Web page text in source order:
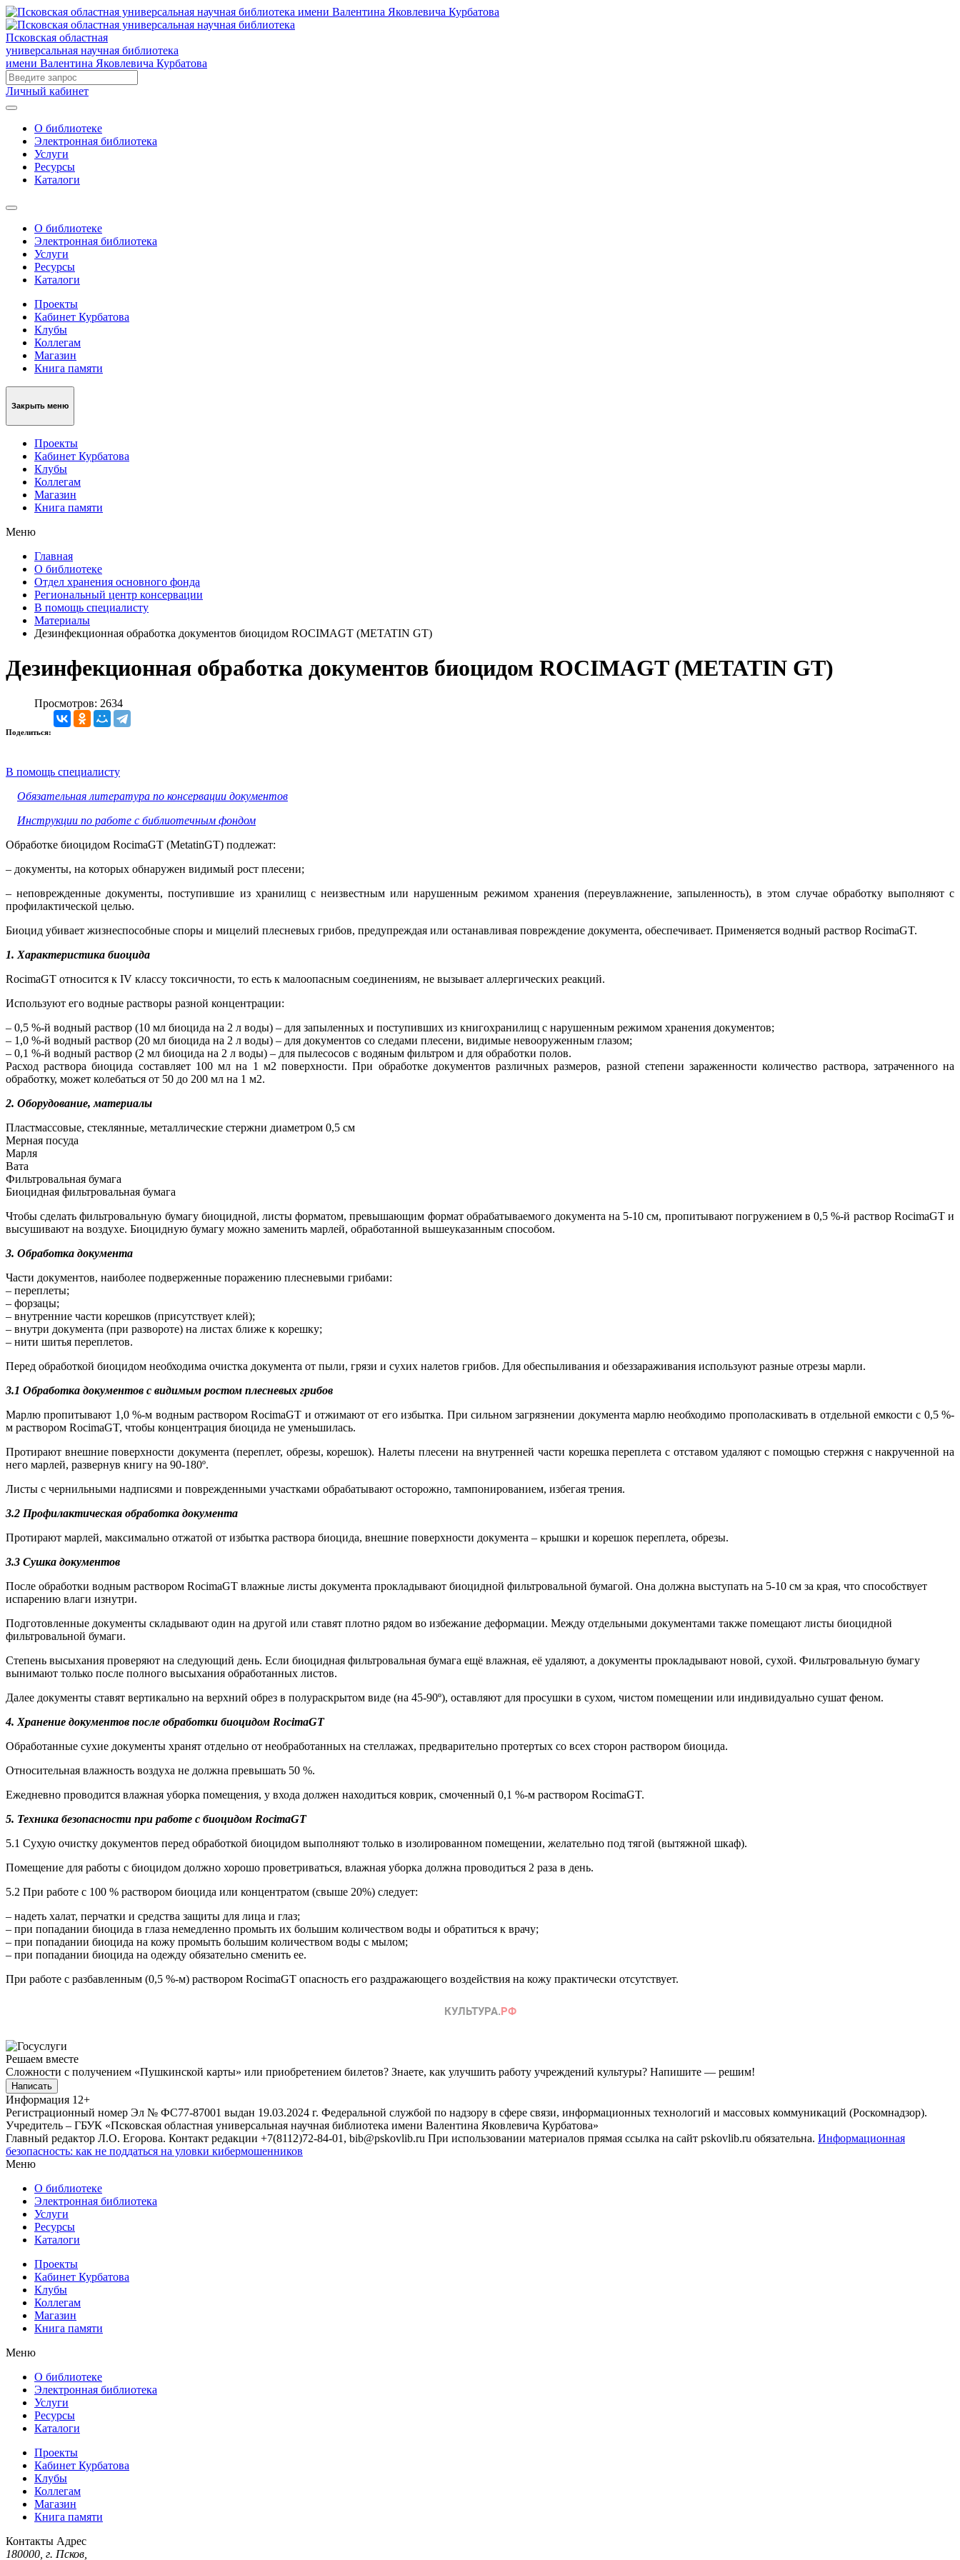
Псковская областная
универсальная научная библиотека
имени Валентина Яковлевича Курбатова
Личный кабинет
О библиотеке
Электронная библиотека
Услуги
Ресурсы
Каталоги
О библиотеке
Электронная библиотека
Услуги
Ресурсы
Каталоги
Проекты
Кабинет Курбатова
Клубы
Коллегам
Магазин
Книга памяти
Закрыть меню
Проекты
Кабинет Курбатова
Клубы
Коллегам
Магазин
Книга памяти
Меню
Главная
О библиотеке
Отдел хранения основного фонда
Региональный центр консервации
В помощь специалисту
Материалы
Дезинфекционная обработка документов биоцидом ROCIMAGT (METATIN GT)
Дезинфекционная обработка документов биоцидом ROCIMAGT (METATIN GT)
Просмотров: 2634
Поделиться:
В помощь специалисту
Обязательная литература по консервации документов
Инструкции по работе с библиотечным фондом
Обработке биоцидом RocimaGT (MetatinGT) подлежат:
– документы, на которых обнаружен видимый рост плесени;
– неповрежденные документы, поступившие из хранилищ с неизвестным или нарушенным режимом хранения (переувлажнение, запыленность), в этом случае обработку выполняют с
профилактической целью.
Биоцид убивает жизнеспособные споры и мицелий плесневых грибов, предупреждая или останавливая повреждение документа, обеспечивает. Применяется водный раствор RocimaGT.
1. Характеристика биоцида
RocimaGT относится к IV классу токсичности, то есть к малоопасным соединениям, не вызывает аллергических реакций.
Используют его водные растворы разной концентрации:
– 0,5 %-й водный раствор (10 мл биоцида на 2 л воды) – для запыленных и поступивших из книгохранилищ с нарушенным режимом хранения документов;
– 1,0 %-й водный раствор (20 мл биоцида на 2 л воды) – для документов со следами плесени, видимые невооруженным глазом;
– 0,1 %-й водный раствор (2 мл биоцида на 2 л воды) – для пылесосов с водяным фильтром и для обработки полов.
Расход раствора биоцида составляет 100 мл на 1 м2 поверхности. При обработке документов различных размеров, разной степени зараженности количество раствора, затраченного на
обработку, может колебаться от 50 до 200 мл на 1 м2.
2. Оборудование, материалы
Пластмассовые, стеклянные, металлические стержни диаметром 0,5 см
Мерная посуда
Марля
Вата
Фильтровальная бумага
Биоцидная фильтровальная бумага
Чтобы сделать фильтровальную бумагу биоцидной, листы форматом, превышающим формат обрабатываемого документа на 5-10 см, пропитывают погружением в 0,5 %-й раствор RocimaGT и
высушивают на воздухе. Биоцидную бумагу можно заменить марлей, обработанной вышеуказанным способом.
3. Обработка документа
Части документов, наиболее подверженные поражению плесневыми грибами:
– переплеты;
– форзацы;
– внутренние части корешков (присутствует клей);
– внутри документа (при развороте) на листах ближе к корешку;
– нити шитья переплетов.
Перед обработкой биоцидом необходима очистка документа от пыли, грязи и сухих налетов грибов. Для обеспыливания и обеззараживания используют разные отрезы марли.
3.1 Обработка документов с видимым ростом плесневых грибов
Марлю пропитывают 1,0 %-м водным раствором RocimaGT и отжимают от его избытка. При сильном загрязнении документа марлю необходимо прополаскивать в отдельной емкости с 0,5 %-
м раствором RocimaGT, чтобы концентрация биоцида не уменьшилась.
Протирают внешние поверхности документа (переплет, обрезы, корешок). Налеты плесени на внутренней части корешка переплета с отставом удаляют с помощью стержня с накрученной на
него марлей, развернув книгу на 90-180º.
Листы с чернильными надписями и поврежденными участками обрабатывают осторожно, тампонированием, избегая трения.
3.2 Профилактическая обработка документа
Протирают марлей, максимально отжатой от избытка раствора биоцида, внешние поверхности документа – крышки и корешок переплета, обрезы.
3.3 Сушка документов
После обработки водным раствором RocimaGT влажные листы документа прокладывают биоцидной фильтровальной бумагой. Она должна выступать на 5-10 см за края, что способствует
испарению влаги изнутри.
Подготовленные документы складывают один на другой или ставят плотно рядом во избежание деформации. Между отдельными документами также помещают листы биоцидной
фильтровальной бумаги.
Степень высыхания проверяют на следующий день. Если биоцидная фильтровальная бумага ещё влажная, её удаляют, а документы прокладывают новой, сухой. Фильтровальную бумагу
вынимают только после полного высыхания обработанных листов.
Далее документы ставят вертикально на верхний обрез в полураскрытом виде (на 45-90º), оставляют для просушки в сухом, чистом помещении или индивидуально сушат феном.
4. Хранение документов после обработки биоцидом RocimaGT
Обработанные сухие документы хранят отдельно от необработанных на стеллажах, предварительно протертых со всех сторон раствором биоцида.
Относительная влажность воздуха не должна превышать 50 %.
Ежедневно проводится влажная уборка помещения, у входа должен находиться коврик, смоченный 0,1 %-м раствором RocimaGT.
5. Техника безопасности при работе с биоцидом RocimaGT
5.1 Сухую очистку документов перед обработкой биоцидом выполняют только в изолированном помещении, желательно под тягой (вытяжной шкаф).
Помещение для работы с биоцидом должно хорошо проветриваться, влажная уборка должна проводиться 2 раза в день.
5.2 При работе с 100 % раствором биоцида или концентратом (свыше 20%) следует:
– надеть халат, перчатки и средства защиты для лица и глаз;
– при попадании биоцида в глаза немедленно промыть их большим количеством воды и обратиться к врачу;
– при попадании биоцида на кожу промыть большим количеством воды с мылом;
– при попадании биоцида на одежду обязательно сменить ее.
При работе с разбавленным (0,5 %-м) раствором RocimaGT опасность его раздражающего воздействия на кожу практически отсутствует.
Решаем вместе
Сложности с получением «Пушкинской карты» или приобретением билетов? Знаете, как улучшить работу учреждений культуры? Напишите — решим!
Написать
Информация 12+
Регистрационный номер Эл № ФС77-87001 выдан 19.03.2024 г. Федеральной службой по надзору в сфере связи, информационных технологий и массовых коммуникаций (Роскомнадзор).
Учредитель – ГБУК «Псковская областная универсальная научная библиотека имени Валентина Яковлевича Курбатова»
Главный редактор Л.О. Егорова. Контакт редакции +7(8112)72-84-01, bib@pskovlib.ru При использовании материалов прямая ссылка на сайт pskovlib.ru обязательна. Информационная
безопасность: как не поддаться на уловки кибермошенников
Меню
О библиотеке
Электронная библиотека
Услуги
Ресурсы
Каталоги
Проекты
Кабинет Курбатова
Клубы
Коллегам
Магазин
Книга памяти
Меню
О библиотеке
Электронная библиотека
Услуги
Ресурсы
Каталоги
Проекты
Кабинет Курбатова
Клубы
Коллегам
Магазин
Книга памяти
Контакты Адрес
180000, г. Псков,